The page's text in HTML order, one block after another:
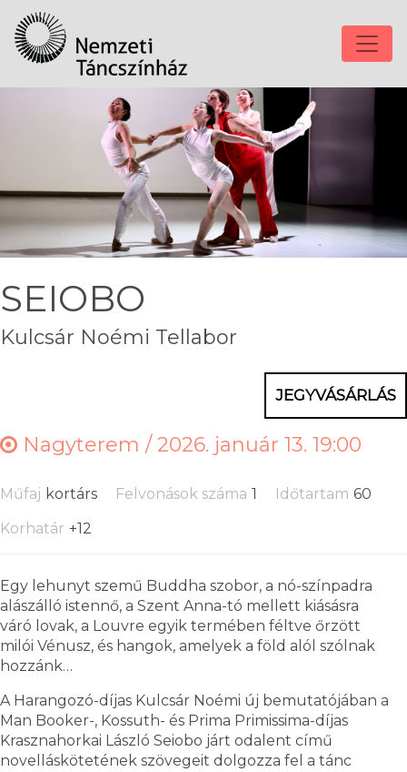
SEIOBO
Kulcsár Noémi Tellabor
JEGYVÁSÁRLÁS
Nagyterem /2026. január 13. 19:00
Műfaj kortárs Felvonások száma 1 Időtartam 60
Korhatár +12
Egy lehunyt szemű Buddha szobor, a nó-színpadra
alászálló istennő, a Szent Anna-tó mellett kiásásra
váró lovak, a Louvre egyik termében féltve őrzött
milói Vénusz, és hangok, amelyek a föld alól szólnak
hozzánk…
A Harangozó-díjas Kulcsár Noémi új bemutatójában a
Man Booker-, Kossuth- és Prima Primissima-díjas
Krasznahorkai László Seiobo járt odalent című
novelláskötetének szövegeit dolgozza fel a tánc